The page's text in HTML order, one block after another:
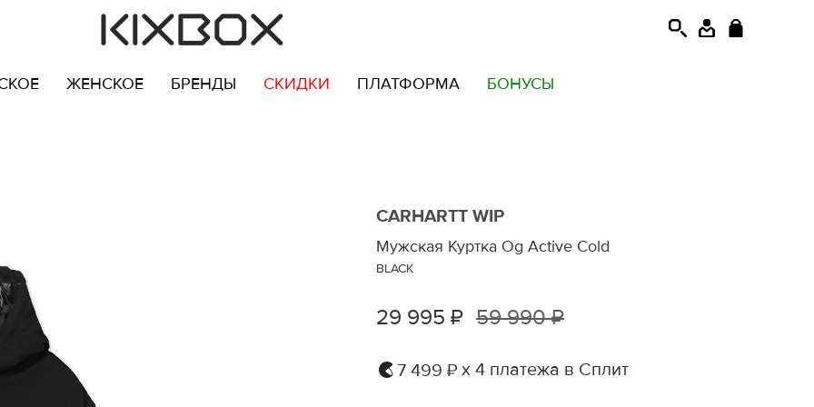
ЖЕНСКОЕ БРЕНДЫ СКИДКИ ПЛАТФОРМА БОНУСЫ
CARHARTT WIP
Мужская Куртка Og Active Cold
BLACK
29 995 ₽ 59 990 ₽
7 499 ₽ х 4 платежа в Сплит